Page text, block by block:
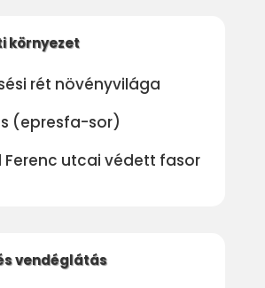
környezet
rét növényvilága
(epresfa-sor)
Ferenc utcai védett fasor
vendéglátás